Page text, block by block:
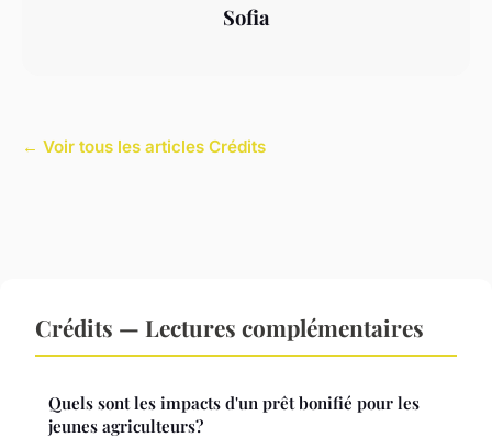
Sofia
← Voir tous les articles Crédits
Crédits — Lectures complémentaires
Quels sont les impacts d'un prêt bonifié pour les
jeunes agriculteurs?